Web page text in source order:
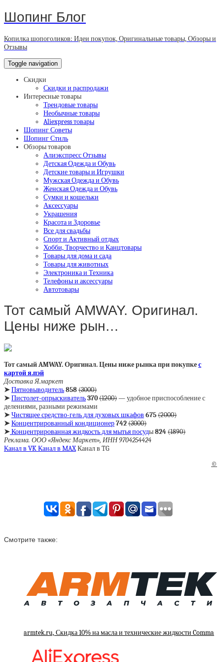
Шопинг Блог
Копилка шопоголиков: Идеи покупок, Оригинальные товары, Обзоры и
Отзывы
Toggle navigation
Скидки
Скидки и распродажи
Интересные товары
Трендовые товары
Необычные товары
Aliexpress товары
Шопинг Советы
Шопинг Стиль
Обзоры товаров
Алиэкспресс Отзывы
Детская Одежда и Обувь
Детские товары и Игрушки
Мужская Одежда и Обувь
Женская Одежда и Обувь
Сумки и кошельки
Аксессуары
Украшения
Красота и Здоровье
Все для свадьбы
Спорт и Активный отдых
Хобби, Творчество и Канцтовары
Товары для дома и сада
Товары для животных
Электроника и Техника
Телефоны и аксессуары
Автотовары
Тот самый AMWAY. Оригинал.
Цены ниже рын…
Тот самый AMWAY. Оригинал. Цены ниже рынкапри покупкес
картой я.пэй
Доставка Я.маркет
➤Пятновыводитель858(3000)
➤Пистолет-опрыскиватель370(1200)— удобное приспособление с
делениями, разными режимами
➤Чистящее средство-гель для духовых шкафов 675(2000)
➤Концентрированный кондиционер742(3000)
➤Концентрированная жидкость для мытья посуды824(1890)
Реклама. ООО «Яндекс Маркет», ИНН 9704254424
Канал в VKКанал в MAXКанал в TG
©
Смотрите также:
armtek.ru, Скидка 10% на масла и технические жидкости Comma